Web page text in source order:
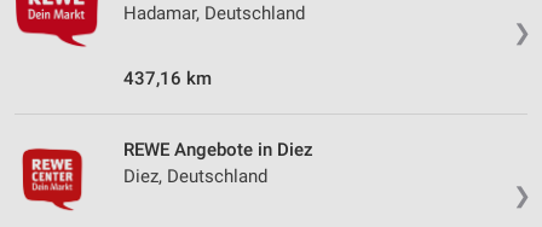
❯
Hadamar, Deutschland
437,16 km
❯
REWE Angebote in Diez
Diez, Deutschland
Wir nutzen Ihre Daten für folgende Zwecke:
IAB-Verarbeitungszwecke:
Speichern von oder Zugriff auf Informationen
Verwendung reduzierter Daten zur Auswahl von
Werbeanzeigen
Erstellung von Profilen für personalisierte